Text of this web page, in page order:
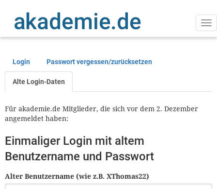
Inhalt
Primäre
Reiter
Login Passwort vergessen/zurücksetzen
Alte Login-Daten
Für akademie.de Mitglieder, die sich vor dem 2. Dezember
angemeldet haben:
Einmaliger Login mit altem
Benutzername und Passwort
Alter Benutzername (wie z.B. XThomas22)